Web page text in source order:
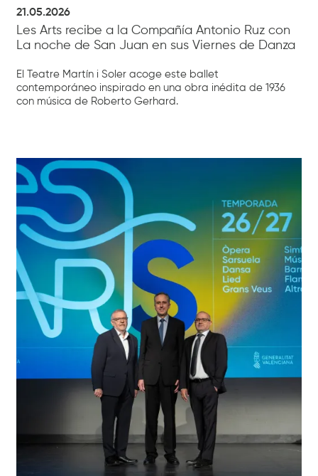
21.05.2026
Les Arts recibe a la Compañía Antonio Ruz con
La noche de San Juan en sus Viernes de Danza
El Teatre Martín i Soler acoge este ballet
contemporáneo inspirado en una obra inédita de 1936
con música de Roberto Gerhard.